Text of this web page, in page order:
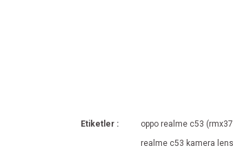
Etiketler : oppo realme c53
realme c53 kamera